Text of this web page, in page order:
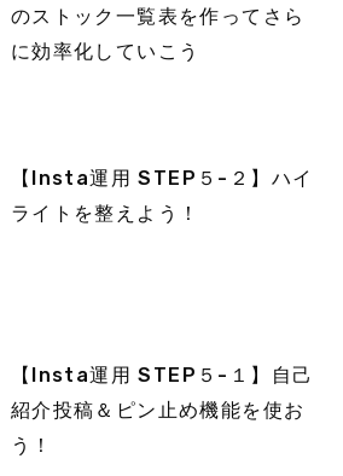
のストック一覧表を作ってさら
に効率化していこう
【Insta運用 STEP５-２】ハイ
ライトを整えよう！
【Insta運用 STEP５-１】自己
紹介投稿＆ピン止め機能を使お
う！